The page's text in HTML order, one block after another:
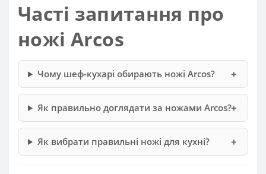
Часті запитання про
ножі Arcos
Чому шеф-кухарі обирають ножі Arcos?
Як правильно доглядати за ножами Arcos?
Як вибрати правильні ножі для кухні?